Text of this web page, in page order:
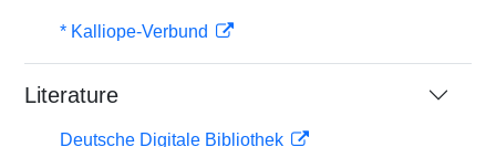
* Kalliope-Verbund
Literature
Deutsche Digitale Bibliothek